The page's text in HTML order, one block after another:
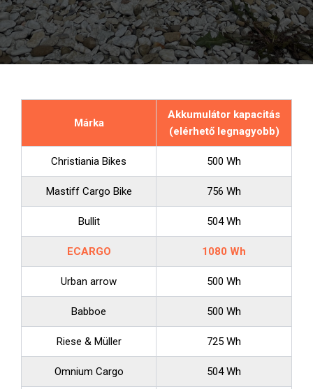
Márka
Akkumulátor kapacitás
(elérhető legnagyobb)
Christiania Bikes 500 Wh
Mastiff Cargo Bike 756 Wh
Bullit 504 Wh
ECARGO 1080 Wh
Urban arrow 500 Wh
Babboe 500 Wh
Riese & Müller 725 Wh
Omnium Cargo 504 Wh